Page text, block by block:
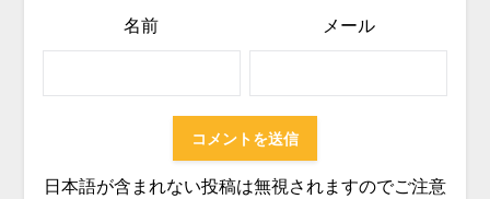
名前 メール
日本語が含まれない投稿は無視されますのでご注意